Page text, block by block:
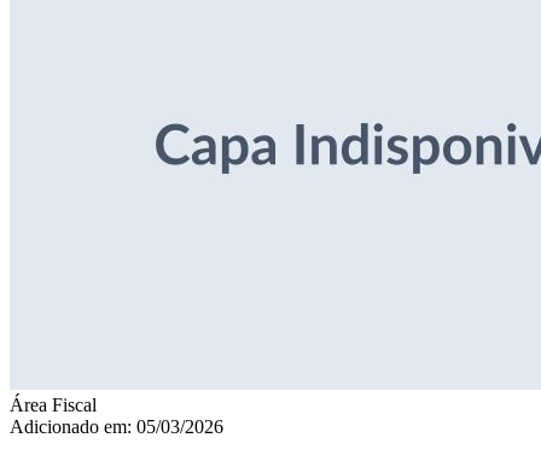
Área Fiscal
Adicionado em: 05/03/2026